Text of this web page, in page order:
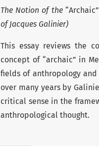
The Notion of the“Archaic”
of Jacques Galinier)
This essay reviews the
concept of “archaic” in
fields of anthropology
over many years by
critical sense in the
anthropological thought.